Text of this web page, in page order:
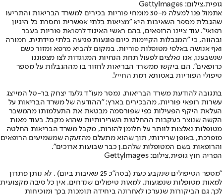
גופית,צילום: GettyImages
אתמול פנו למעלה מ-30 מומחי פוריות בכירים למשרד הבריאות והתריעו
שהגבלת מספר השאיבות היא ״מציאות בלתי אפשרית וחסרת כל היגיון
רפואי״. עוד ציינו הרופאים, בהם ראשי האיגוד לרפואת פוריות בעבר
ובהווה, כי "המגבלות הקיימות כיום פוגעות פגיעה בלתי מידתית, חמורה
ואף אנושה באלפי מטופלות פוריות. במקום להביא מרפא ומזור כשם
שנשבענו, אנו נאלצים לפעול תחת הנחיות המנוגדות לצו מצפוננו
כרופאים״. הם ביקשו ממשרד הבריאות לחזור בו מההגבלות על מספר
טיפולי הפוריות באסותא רמת החייל.
בתגובה להודעת משרד הבריאות, נמסר מעו"ד גלעד יצחק בר-טל המייצג
עשרות רופאי פוריות, מהבכירים בארץ: "ההודעה של משרד הבריאות על
העלאת היקף הפעילות כפי שפורסמה מבטאת את התעלמותו מהמשבר
הקשה שנוצר בעקבות ההחלטות השרירותיות שהוא מקבל. בעוד מאות
מטופלות נאלצות לוותר על חלומן להורות, מקבל משרד הבריאות החלטה
מופרכת, באופן שרירותי, תוך שהוא מתעלם מהזעקה שמשמיעים הרופאים
והרופאות בשם המטופלות שלהם.ן כבר שבועות ארוכים".
הפריה חוץ גופית,צילום: GettyImages
"מספר הטיפולים שנקבע כעת (בסה"כ 25 שאיבות ביום) , לא נותן פתרון
למאות מטופלות שנפגעות. למאות טיפולים שנדחים. אין כל סיבה מקצועית
לכך. גם הביקורות שנערכו לאחרונה ביחידה תומכות בכך ומוכיחות